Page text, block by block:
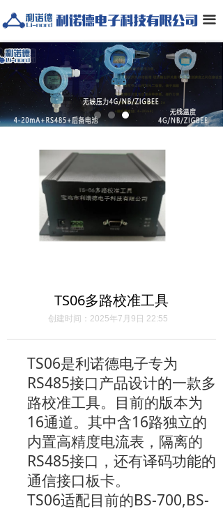
끀
TS06多路校准工具
创建时间： 2025年7月9日 22:55
TS06是利诺德电子专为
RS485接口产品设计的一款多
路校准工具。目前的版本为
16通道。其中含16路独立的
内置高精度电流表，隔离的
RS485接口，还有译码功能的
通信接口板卡。
TS06适配目前的BS-700,BS-